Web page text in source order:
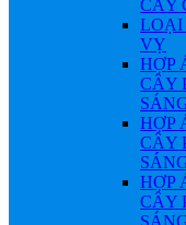
CÂY
LOẠI
VỴ
HỢP
CÂY
HỢP
CÂY
HỢP
CÂY